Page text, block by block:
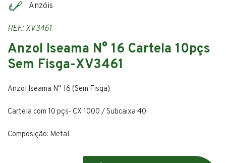
Anzóis
REF.: XV3461
Anzol Iseama N° 16 Cartela 10pçs
Sem Fisga-XV3461
Anzol Iseama N° 16 (Sem Fisga)
Cartela com 10 pçs- CX 1000 / Subcaixa 40
Composição: Metal